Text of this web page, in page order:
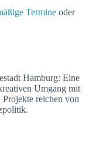
Termine oder
Hamburg: Eine
Umgang mit
Projekte reichen von